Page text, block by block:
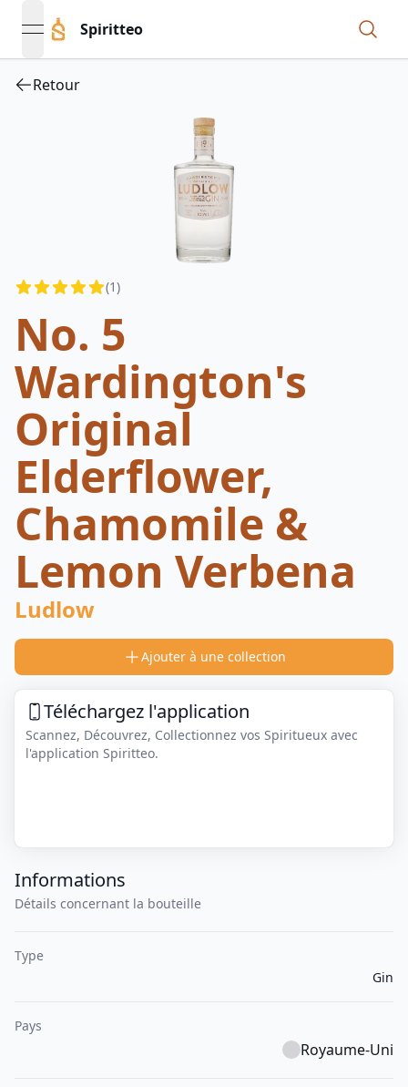
open navigation menu
Spiritteo
Retour
Reviews (1)
No. 5
Wardington's
Original
Elderflower,
Chamomile &
Lemon Verbena
Ludlow
Ajouter à une collection
Téléchargez l'application
Scannez, Découvrez, Collectionnez vos Spiritueux avec
l'application Spiritteo.
Informations
Détails concernant la bouteille
Type
Gin
Pays
Royaume-Uni